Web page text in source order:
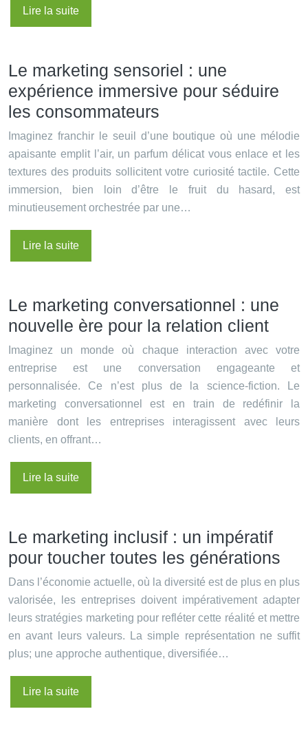
Lire la suite
Le marketing sensoriel : une
expérience immersive pour séduire
les consommateurs
Imaginez franchir le seuil d’une boutique où une mélodie
apaisante emplit l’air, un parfum délicat vous enlace et les
textures des produits sollicitent votre curiosité tactile. Cette
immersion, bien loin d’être le fruit du hasard, est
minutieusement orchestrée par une…
Lire la suite
Le marketing conversationnel : une
nouvelle ère pour la relation client
Imaginez un monde où chaque interaction avec votre
entreprise est une conversation engageante et
personnalisée. Ce n’est plus de la science-fiction. Le
marketing conversationnel est en train de redéfinir la
manière dont les entreprises interagissent avec leurs
clients, en offrant…
Lire la suite
Le marketing inclusif : un impératif
pour toucher toutes les générations
Dans l’économie actuelle, où la diversité est de plus en plus
valorisée, les entreprises doivent impérativement adapter
leurs stratégies marketing pour refléter cette réalité et mettre
en avant leurs valeurs. La simple représentation ne suffit
plus; une approche authentique, diversifiée…
Lire la suite